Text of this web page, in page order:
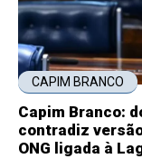
CAPIM BRANCO
Capim Branco:
contradiz
ONG ligada à